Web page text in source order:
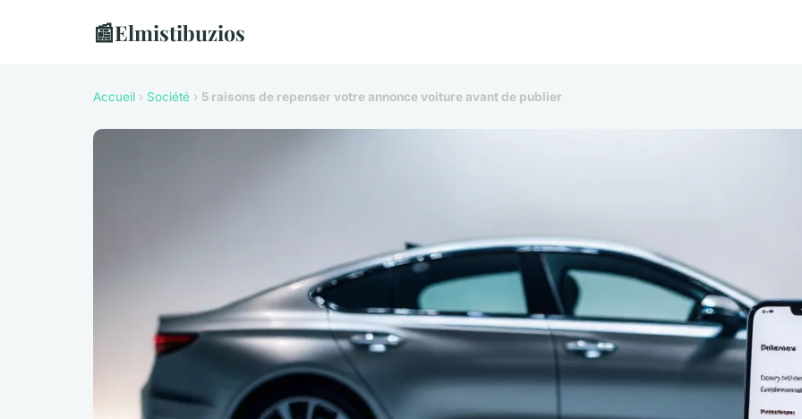
📰Elmistibuzios
Accueil › Société › 5 raisons de repenser votre annonce voiture avant de publier